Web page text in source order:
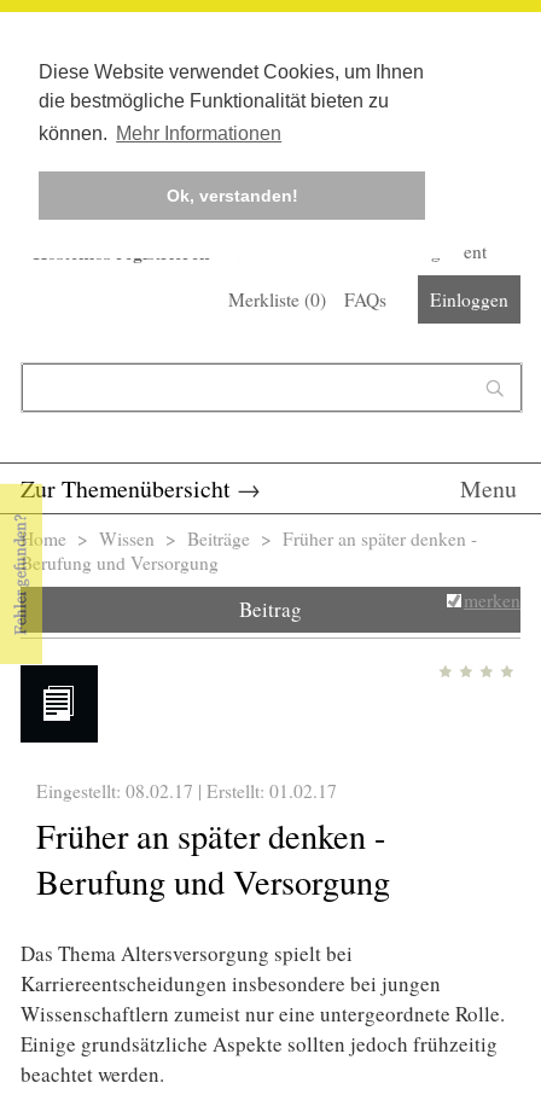
Diese Website verwendet Cookies, um Ihnen
die bestmögliche Funktionalität bieten zu
können. Mehr Informationen
Ok, verstanden!
Kostenlos registrieren
Corona-Management
Merkliste (0) FAQs Einloggen
Zur Themenübersicht → Menu
Sie sind hier
Home > Wissen > Beiträge > Früher an später denken -
Berufung und Versorgung
Beitrag merken
Eingestellt: 08.02.17 | Erstellt: 01.02.17
Früher an später denken -
Berufung und Versorgung
Das Thema Altersversorgung spielt bei
Karriereentscheidungen insbesondere bei jungen
Wissenschaftlern zumeist nur eine untergeordnete Rolle.
Einige grundsätzliche Aspekte sollten jedoch frühzeitig
beachtet werden.